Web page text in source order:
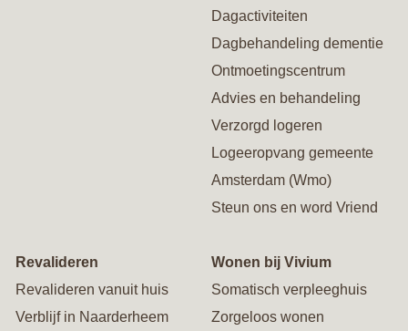
Dagactiviteiten
Dagbehandeling dementie
Ontmoetingscentrum
Advies en behandeling
Verzorgd logeren
Logeeropvang gemeente
Amsterdam (Wmo)
Steun ons en word Vriend
Revalideren
Revalideren vanuit huis
Verblijf in Naarderheem
Wonen bij Vivium
Somatisch verpleeghuis
Zorgeloos wonen